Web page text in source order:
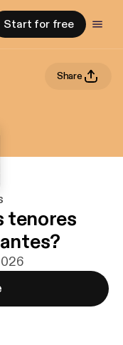
Start for free
Share
tenores